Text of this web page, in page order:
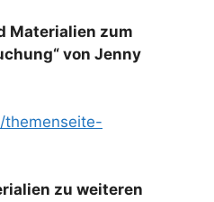
Materialien zum
von Jenny
themenseite-
zu weiteren